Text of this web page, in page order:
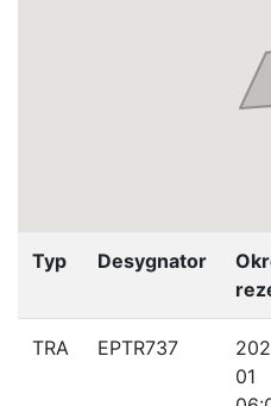
Typ Desygnator
TRA EPTR737
01